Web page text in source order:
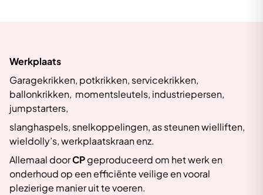
Werkplaats
Garagekrikken, potkrikken, servicekrikken,
ballonkrikken, momentsleutels, industriepersen,
jumpstarters,
slanghaspels, snelkoppelingen, as steunen wielliften,
wieldolly’s, werkplaatskraan enz.
Allemaal doorCPgeproduceerd om het werk en
onderhoud op een efficiënte veilige en vooral
plezierige manier uit te voeren.